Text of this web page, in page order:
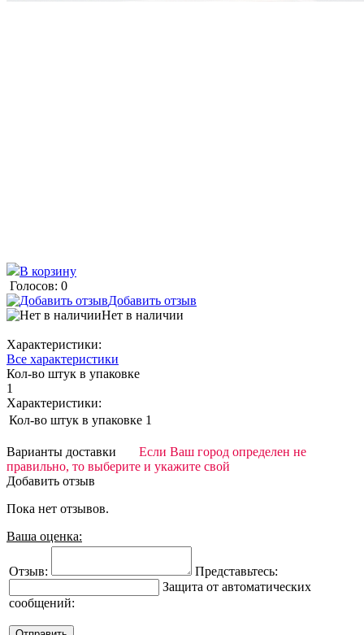
В корзину
Голосов: 0
Добавить отзыв
Нет в наличии
Характеристики:
Все характеристики
Кол-во штук в упаковке
1
Характеристики:
Кол-во штук в упаковке 1
Варианты доставки
Если Ваш город определен не
правильно, то выберите и укажите свой
Добавить отзыв
Пока нет отзывов.
Ваша оценка:
Отзыв:
Представьтесь:
Защита от автоматических
сообщений: